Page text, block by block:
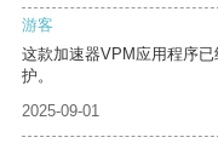
游客
这款加速器VPM应用程序
护。
2025-09-01